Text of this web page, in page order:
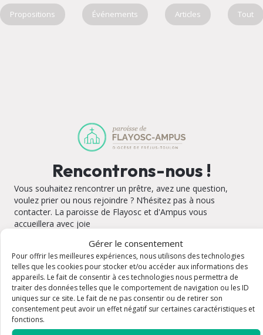
Gérer le consentement
Pour offrir les meilleures expériences, nous utilisons des technologies
telles que les cookies pour stocker et/ou accéder aux informations des
appareils. Le fait de consentir à ces technologies nous permettra de
traiter des données telles que le comportement de navigation ou les ID
uniques sur ce site. Le fait de ne pas consentir ou de retirer son
consentement peut avoir un effet négatif sur certaines caractéristiques et
fonctions.
Propositions Événements Articles Tout
Rencontrons-nous !
Vous souhaitez rencontrer un prêtre, avez une question,
voulez prier ou nous rejoindre ? N’hésitez pas à nous
contacter. La paroisse de Flayosc et d'Ampus vous
accueillera avec joie
L'église Saint-Michel d'Ampus
Adresse : Montée de l'Église 83111 Ampus Plan
Email : destindhorel@gmail.com
Tel : 04 11 75 06 57 ou 07 60 91 38 54